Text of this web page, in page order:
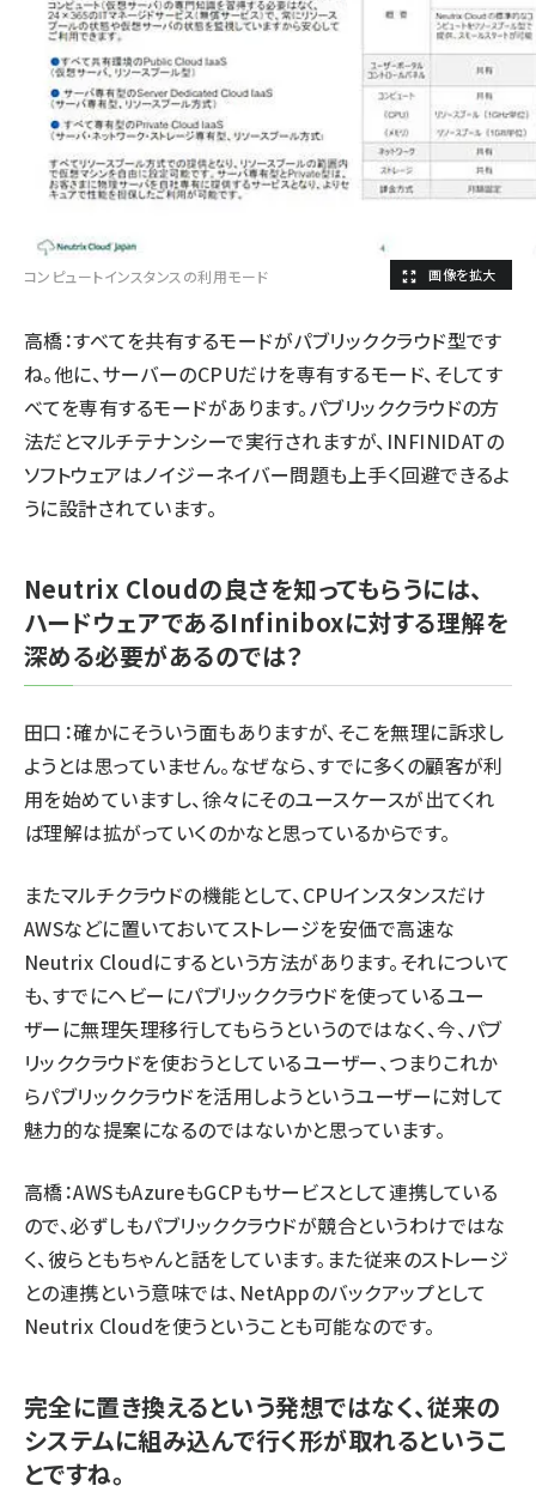
コンピュートインスタンスの利用モード
高橋：すべてを共有するモードがパブリッククラウド型です
ね。他に、サーバーのCPUだけを専有するモード、そしてす
べてを専有するモードがあります。パブリッククラウドの方
法だとマルチテナンシーで実行されますが、INFINIDATの
ソフトウェアはノイジーネイバー問題も上手く回避できるよ
うに設計されています。
Neutrix Cloudの良さを知ってもらうには、
ハードウェアであるInfiniboxに対する理解を
深める必要があるのでは？
田口：確かにそういう面もありますが、そこを無理に訴求し
ようとは思っていません。なぜなら、すでに多くの顧客が利
用を始めていますし、徐々にそのユースケースが出てくれ
ば理解は拡がっていくのかなと思っているからです。
またマルチクラウドの機能として、CPUインスタンスだけ
AWSなどに置いておいてストレージを安価で高速な
Neutrix Cloudにするという方法があります。それについて
も、すでにヘビーにパブリッククラウドを使っているユー
ザーに無理矢理移行してもらうというのではなく、今、パブ
リッククラウドを使おうとしているユーザー、つまりこれか
らパブリッククラウドを活用しようというユーザーに対して
魅力的な提案になるのではないかと思っています。
高橋：AWSもAzureもGCPもサービスとして連携している
ので、必ずしもパブリッククラウドが競合というわけではな
く、彼らともちゃんと話をしています。また従来のストレージ
との連携という意味では、NetAppのバックアップとして
Neutrix Cloudを使うということも可能なのです。
完全に置き換えるという発想ではなく、従来の
システムに組み込んで行く形が取れるというこ
とですね。